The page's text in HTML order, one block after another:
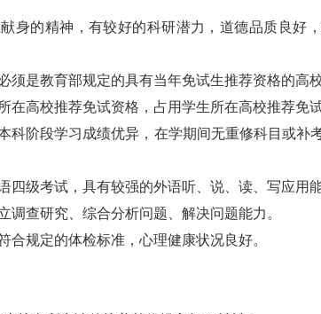
的精神，有较好的科研潜力，道德品质良好
是教育部规定的具有当年免试生推荐资格的高校
高校推荐免试资格，占用学生所在高校推荐免试
阶段学习成绩优异，在学期间无重修科目或补
级考试，具有较强的外语听、说、读、写应用能
查研究、综合分析问题、解决问题能力。
规定的体检标准，心理健康状况良好。